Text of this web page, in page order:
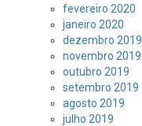
fevereiro 2020
janeiro 2020
dezembro 2019
novembro 2019
outubro 2019
setembro 2019
agosto 2019
julho 2019